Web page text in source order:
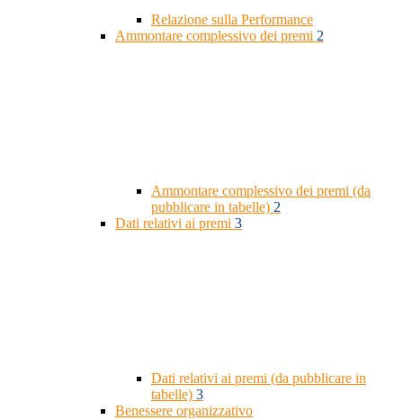
Relazione sulla Performance
Ammontare complessivo dei premi 2
Ammontare complessivo dei premi (da
pubblicare in tabelle) 2
Dati relativi ai premi 3
Dati relativi ai premi (da pubblicare in
tabelle) 3
Benessere organizzativo